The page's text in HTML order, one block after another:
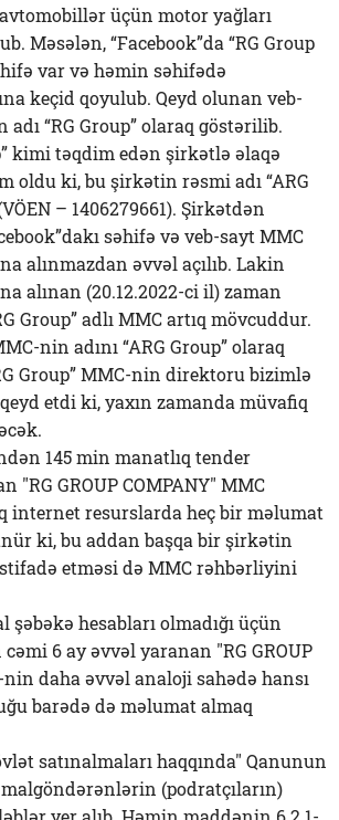
üçün motor yağları
Məsələn, “Facebook”da “RG Group
var və həmin səhifədə
keçid qoyulub. Qeyd olunan veb-
“RG Group” olaraq göstərilib.
kimi təqdim edən şirkətlə əlaqə
oldu ki, bu şirkətin rəsmi adı “ARG
– 1406279661). Şirkətdən
səhifə və veb-sayt MMC
alınmazdan əvvəl açılıb. Lakin
alınan (20.12.2022-ci il) zaman
Group” adlı MMC artıq mövcuddur.
nin adını “ARG Group” olaraq
Group” MMC-nin direktoru bizimlə
etdi ki, yaxın zamanda müvafiq
145 min manatlıq tender
"RG GROUP COMPANY" MMC
internet resurslarda heç bir məlumat
ki, bu addan başqa bir şirkətin
etməsi də MMC rəhbərliyini
şəbəkə hesabları olmadığı üçün
6 ay əvvəl yaranan "RG GROUP
nin daha əvvəl analoji sahədə hansı
barədə də məlumat almaq
satınalmaları haqqında" Qanunun
(podratçıların)